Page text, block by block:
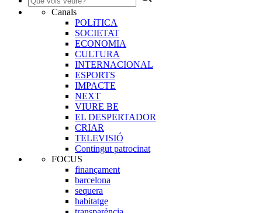
Canals
POLíTICA
SOCIETAT
ECONOMIA
CULTURA
INTERNACIONAL
ESPORTS
IMPACTE
NEXT
VIURE BE
EL DESPERTADOR
CRIAR
TELEVISIÓ
Contingut patrocinat
FOCUS
finançament
barcelona
sequera
habitatge